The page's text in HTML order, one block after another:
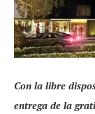
Con la libre
entrega de la